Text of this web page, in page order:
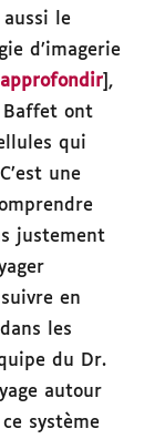
le
d’imagerie
approfondir ],
Baffet ont
qui
une
justement
en
les
du Dr.
autour
système